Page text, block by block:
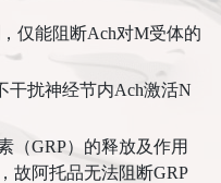
，仅能阻断Ach对M受体的
干扰神经节内Ach激活N
（GRP）的释放及作用
故阿托品无法阻断GRP